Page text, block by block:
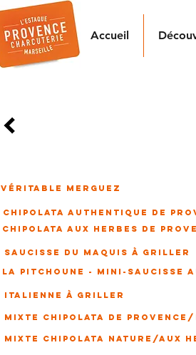
Accueil
Véritable merguez
CHIPOLATA AUX HERBES DE
CHIPOLATA AUTHENTIQUE DE
SAUCISSE DU MAQUIS À GRILLER
LA PITCHOUNE - MINI-SAUCISSE
ITALIENNE À GRILLER
mixte chipolata DE
mixte chipolata nature/aux